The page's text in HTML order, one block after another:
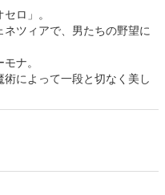
ロ」。
ツィアで、男たちの野望に
ナ。
によって一段と切なく美し